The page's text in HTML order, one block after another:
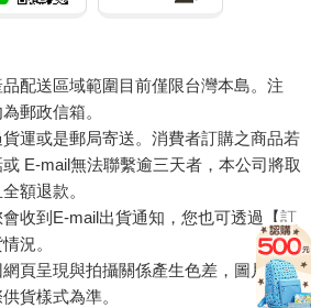
配送區域範圍目前僅限台灣本島。注
郵政信箱。
運或是郵局寄送。消費者訂購之商品若
E-mail無法聯繫逾三天者，本公司將取
額退款。
收到E-mail出貨通知，您也可透過【訂
況。
頁呈現與拍攝關係產生色差，圖片僅供
貨樣式為準。